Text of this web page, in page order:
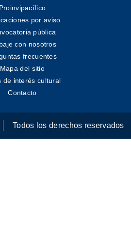
Proinvipacífico
por aviso
pública
con nosotros
frecuentes
Mapa del sitio
de interés cultural
Contacto
Todos los derechos reservados